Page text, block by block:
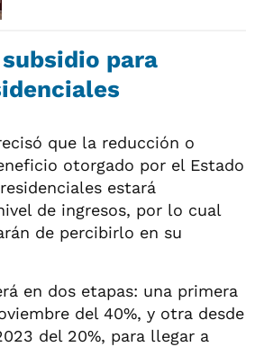
para
que la reducción o
otorgado por el Estado
estará
de ingresos, por lo cual
de percibirlo en su
en dos etapas: una primera
del 40%, y otra desde
del 20%, para llegar a